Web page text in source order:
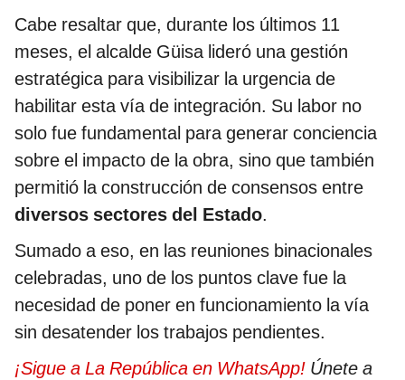
Cabe resaltar que, durante los últimos 11
meses, el alcalde Güisa lideró una gestión
estratégica para visibilizar la urgencia de
habilitar esta vía de integración. Su labor no
solo fue fundamental para generar conciencia
sobre el impacto de la obra, sino que también
permitió la construcción de consensos entre
diversos sectores del Estado.
Sumado a eso, en las reuniones binacionales
celebradas, uno de los puntos clave fue la
necesidad de poner en funcionamiento la vía
sin desatender los trabajos pendientes.
¡Sigue a La República en WhatsApp! Únete a